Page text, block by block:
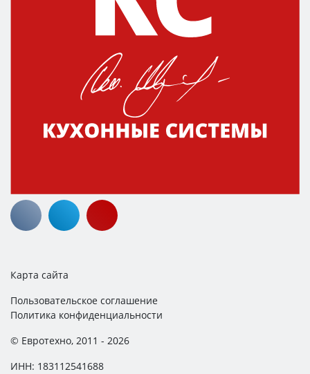
Карта сайта
Пользовательское соглашение
Политика конфиденциальности
© Евротехно, 2011 - 2026
ИНН: 183112541688